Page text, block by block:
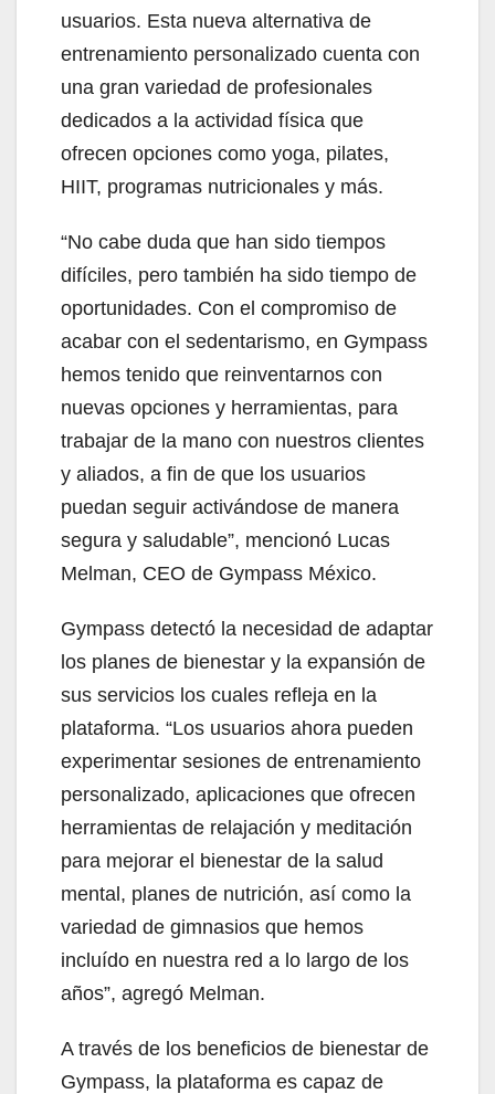
usuarios. Esta nueva alternativa de
entrenamiento personalizado cuenta con
una gran variedad de profesionales
dedicados a la actividad física que
ofrecen opciones como yoga, pilates,
HIIT, programas nutricionales y más.
“No cabe duda que han sido tiempos
difíciles, pero también ha sido tiempo de
oportunidades. Con el compromiso de
acabar con el sedentarismo, en Gympass
hemos tenido que reinventarnos con
nuevas opciones y herramientas, para
trabajar de la mano con nuestros clientes
y aliados, a fin de que los usuarios
puedan seguir activándose de manera
segura y saludable”, mencionó Lucas
Melman, CEO de Gympass México.
Gympass detectó la necesidad de adaptar
los planes de bienestar y la expansión de
sus servicios los cuales refleja en la
plataforma. “Los usuarios ahora pueden
experimentar sesiones de entrenamiento
personalizado, aplicaciones que ofrecen
herramientas de relajación y meditación
para mejorar el bienestar de la salud
mental, planes de nutrición, así como la
variedad de gimnasios que hemos
incluído en nuestra red a lo largo de los
años”, agregó Melman.
A través de los beneficios de bienestar de
Gympass, la plataforma es capaz de